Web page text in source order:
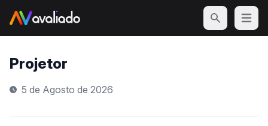
Open
Projetor
5 de Agosto de 2026